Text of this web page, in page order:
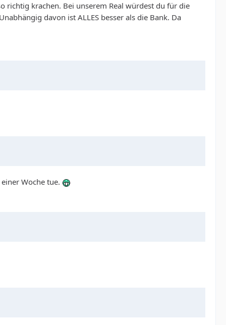
richtig krachen. Bei unserem Real würdest du für die
davon ist ALLES besser als die Bank. Da
Woche tue.